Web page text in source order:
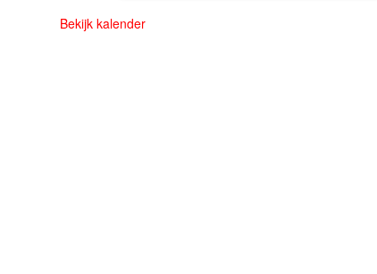
Bekijk kalender